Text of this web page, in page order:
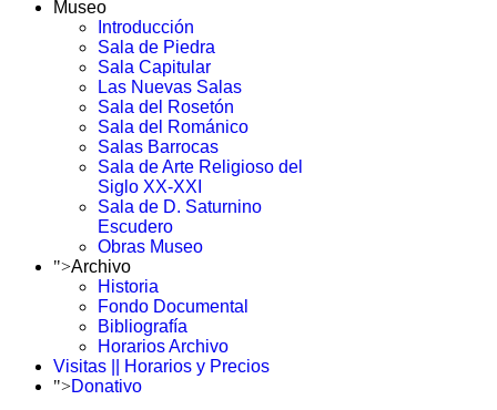
Museo
Introducción
Sala de Piedra
Sala Capitular
Las Nuevas Salas
Sala del Rosetón
Sala del Románico
Salas Barrocas
Sala de Arte Religioso del
Siglo XX-XXI
Sala de D. Saturnino
Escudero
Obras Museo
">Archivo
Historia
Fondo Documental
Bibliografía
Horarios Archivo
Visitas || Horarios y Precios
">Donativo